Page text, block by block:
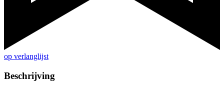
op verlanglijst
Beschrijving